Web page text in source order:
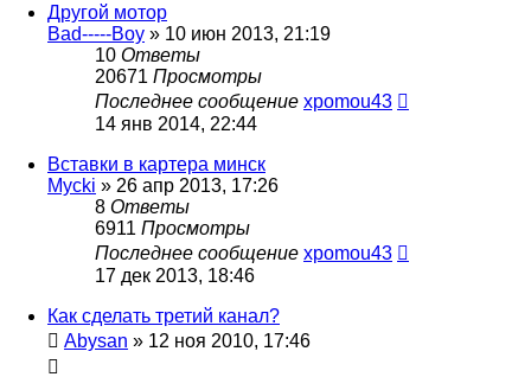
Другой мотор
Bad-----Boy » 10 июн 2013, 21:19
10 Ответы
20671 Просмотры
Последнее сообщение xpomou43
14 янв 2014, 22:44
Вставки в картера минск
Mycki » 26 апр 2013, 17:26
8 Ответы
6911 Просмотры
Последнее сообщение xpomou43
17 дек 2013, 18:46
Как сделать третий канал?
Abysan » 12 ноя 2010, 17:46